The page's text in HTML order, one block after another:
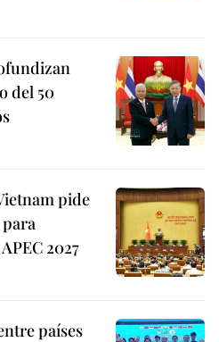
del 50
pide
2027
países